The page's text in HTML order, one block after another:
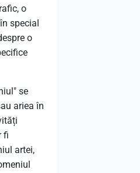
o
special
o
se
ariea în
fi
artei,